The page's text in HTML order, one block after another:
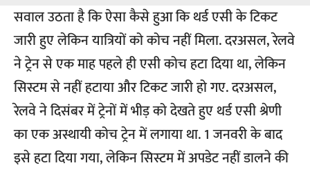
सवाल उठता है कि ऐसा कैसे हुआ कि थर्ड एसी के टिकट
जारी हुए लेकिन यात्रियों को कोच नहीं मिला. दरअसल, रेलवे
ने ट्रेन से एक माह पहले ही एसी कोच हटा दिया था, लेकिन
सिस्टम से नहीं हटाया और टिकट जारी हो गए. दरअसल,
रेलवे ने दिसंबर में ट्रेनों में भीड़ को देखते हुए थर्ड एसी श्रेणी
का एक अस्थायी कोच ट्रेन में लगाया था. 1 जनवरी के बाद
इसे हटा दिया गया, लेकिन सिस्टम में अपडेट नहीं डालने की